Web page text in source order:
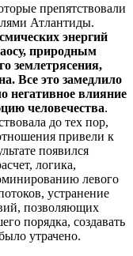
препятствовали
Атлантиды.
энергий
природным
землетрясения,
Все это замедлило
негативное влияние
человечества.
до тех пор,
привели к
появился
логика,
левого
устранение
позволяющих
порядка, создавать
утрачено.